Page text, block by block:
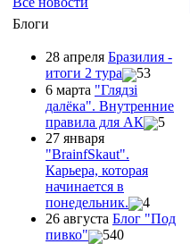
Блоги
28 апреля Бразилия -
итоги 2 тура
53
6 марта "Глядзi
далёка". Внутренние
правила для АК
5
27 января
"ВrainfSkaut".
Карьера, которая
начинается в
понедельник.
4
26 августа Блог "Под
пивко"
540